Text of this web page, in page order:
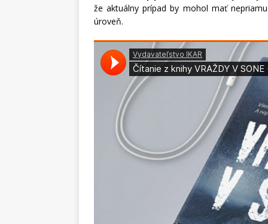
že aktuálny prípad by mohol mať
úroveň.